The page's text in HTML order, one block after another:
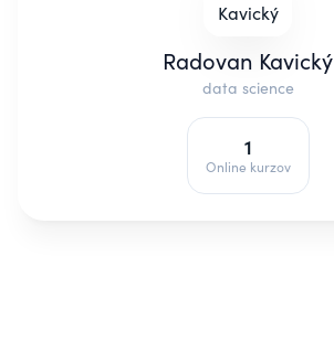
Radovan Kavický
data science
1
Online kurzov